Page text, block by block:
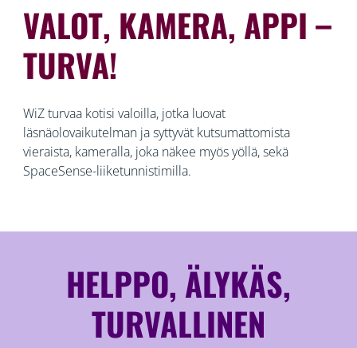
VALOT, KAMERA, APPI –
TURVA!
WiZ turvaa kotisi valoilla, jotka luovat
läsnäolovaikutelman ja syttyvät kutsumattomista
vieraista, kameralla, joka näkee myös yöllä, sekä
SpaceSense-liiketunnistimilla.
HELPPO, ÄLYKÄS,
TURVALLINEN